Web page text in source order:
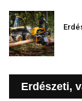
Erdészeti,